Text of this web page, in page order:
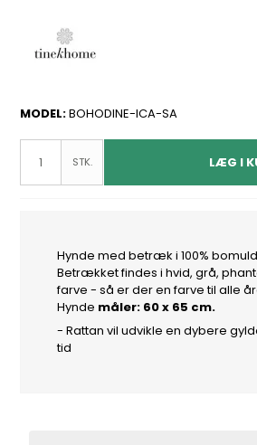
MODEL:BOHODINE-ICA-SA
STK. LÆG I
Hynde med betræk i 100% bomuld
Betrækket findes i hvid, grå,
farve - så er der en farve til alle
Hynde måler: 60 x 65 cm.
- Rattan vil udvikle en dybere
tid